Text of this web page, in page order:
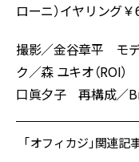
ローニ）イヤリング￥
撮影／金谷章平 モ
ク／森 ユキオ（ROI
口眞夕子 再構成／
「オフィカジ」関連記